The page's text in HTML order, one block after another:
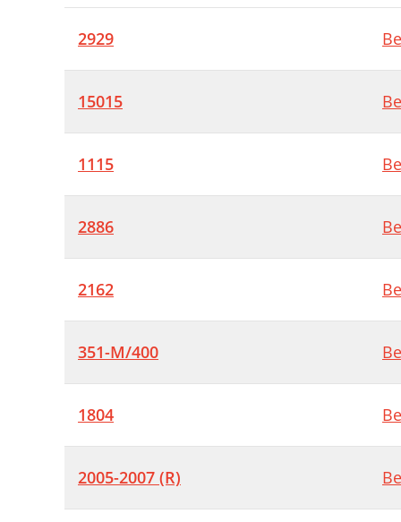
2929
15015
1115
2886
2162
351-M/400
1804
2005-2007 (R)